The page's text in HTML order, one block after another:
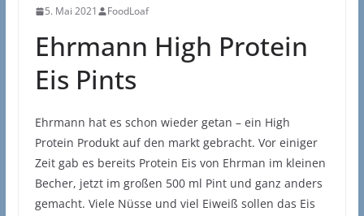
5. Mai 2021 FoodLoaf
Ehrmann High Protein
Eis Pints
Ehrmann hat es schon wieder getan – ein High
Protein Produkt auf den markt gebracht. Vor einiger
Zeit gab es bereits Protein Eis von Ehrman im kleinen
Becher, jetzt im großen 500 ml Pint und ganz anders
gemacht. Viele Nüsse und viel Eiweiß sollen das Eis